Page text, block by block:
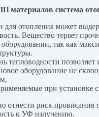
материалов система
для отопления может
Вещество теряет
так как
тепловодности
оборудование не
при установке
отнести риск провисания
к УФ излучению.